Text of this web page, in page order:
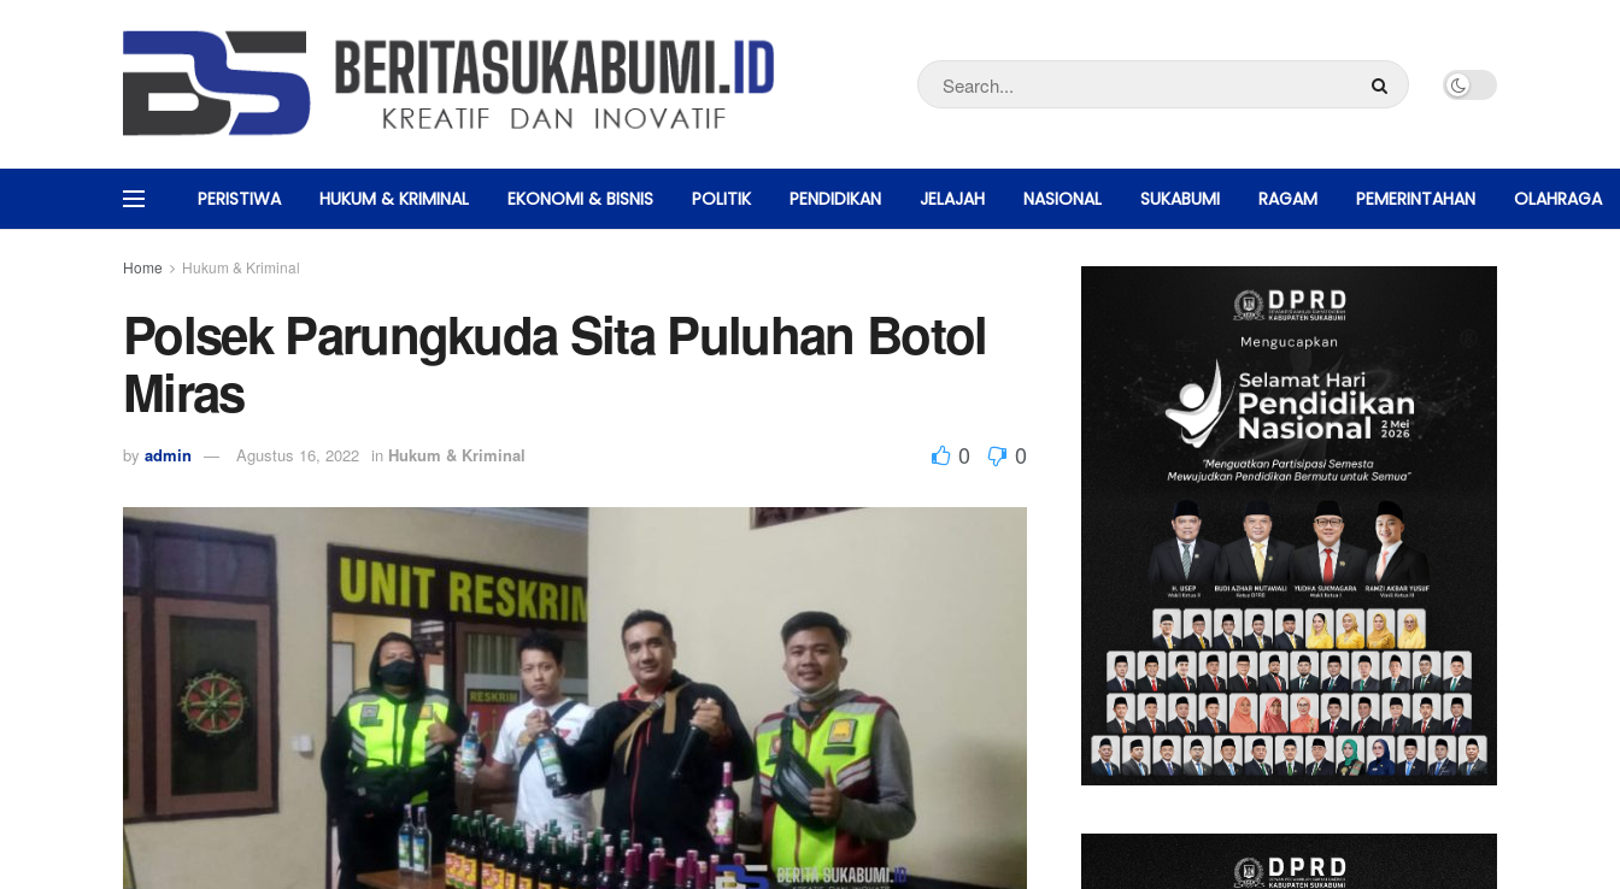
PERISTIWA HUKUM & KRIMINAL EKONOMI & BISNIS POLITIK PENDIDIKAN JELAJAH NASIONAL SUKABUMI RAGAM PEMERINTAHAN OLAHRAGA
Home Hukum & Kriminal
Polsek Parungkuda Sita Puluhan Botol
Miras
by admin Agustus 16, 2022 in Hukum & Kriminal 0 0